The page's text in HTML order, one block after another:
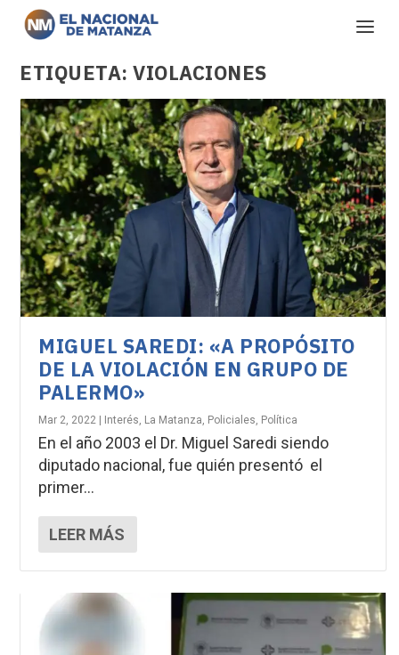
ETIQUETA:VIOLACIONES
MIGUEL SAREDI: «A PROPÓSITO
DE LA VIOLACIÓN EN GRUPO DE
PALERMO»
Mar 2, 2022 Interés, La Matanza, Policiales, Política
En el año 2003 el Dr. Miguel Saredi siendo
diputado nacional, fue quién presentó el
primer...
LEER MÁS